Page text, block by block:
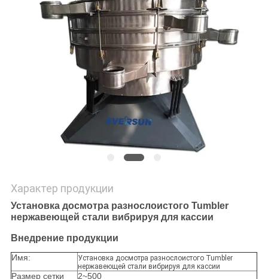
Характер продукции
Установка досмотра разнослоистого Tumbler
нержавеющей стали вибрируя для кассии
Внедрение продукции
Имя:
Установка досмотра разнослоистого Tumbler
нержавеющей стали вибрируя для кассии
Размер сетки
2~500